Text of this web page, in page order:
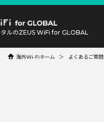
ルのZEUS WiFi for GLOBAL
海外Wi-Fiホーム よくあるご質問